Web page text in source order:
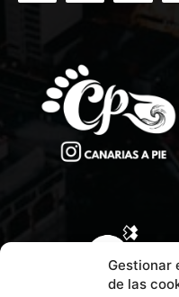
Gestionar
de las